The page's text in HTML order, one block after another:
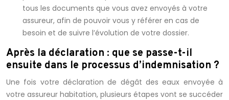
tous les documents que vous avez envoyés à votre
assureur, afin de pouvoir vous y référer en cas de
besoin et de suivre l’évolution de votre dossier.
Après la déclaration : que se passe-t-il
ensuite dans le processus d’indemnisation ?
Une fois votre déclaration de dégât des eaux envoyée à
votre assureur habitation, plusieurs étapes vont se succéder